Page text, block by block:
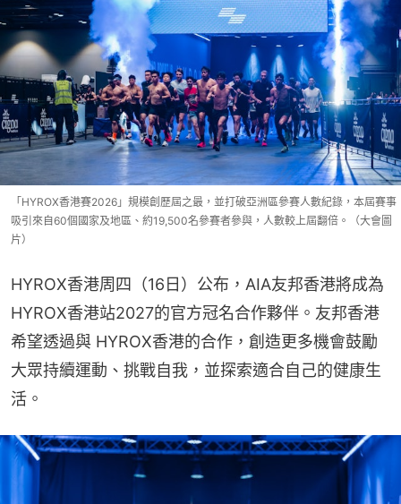
「HYROX香港賽2026」規模創歷屆之最，並打破亞洲區參賽人數紀錄，本屆賽事
吸引來自60個國家及地區、約19,500名參賽者參與，人數較上屆翻倍。（大會圖
片）
HYROX香港周四（16日）公布，AIA友邦香港將成為
HYROX香港站2027的官方冠名合作夥伴。友邦香港
希望透過與 HYROX香港的合作，創造更多機會鼓勵
大眾持續運動、挑戰自我，並探索適合自己的健康生
活。